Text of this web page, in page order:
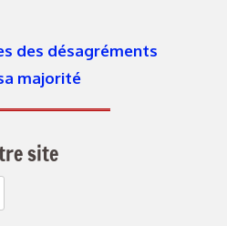
des désagréments
majorité
site